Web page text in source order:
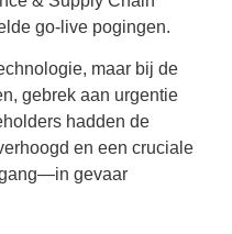
go-live pogingen.
maar bij de
gebrek aan urgentie
hadden de
en een cruciale
gevaar